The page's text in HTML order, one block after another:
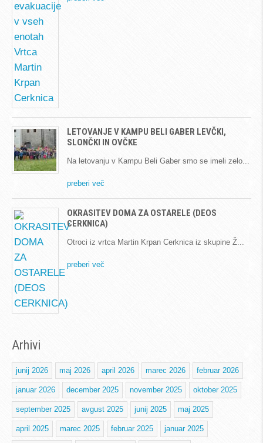
LETOVANJE V KAMPU BELI GABER LEVČKI,
SLONČKI IN OVČKE
Na letovanju v Kampu Beli Gaber smo se imeli zelo
preberi več
OKRASITEV DOMA ZA OSTARELE (DEOS
CERKNICA)
Otroci iz vrtca Martin Krpan Cerknica iz skupine Ž
preberi več
Arhivi
junij 2026 maj 2026 april 2026 marec 2026 februar 2026
januar 2026 december 2025 november 2025 oktober 2025
september 2025 avgust 2025 junij 2025 maj 2025
april 2025 marec 2025 februar 2025 januar 2025